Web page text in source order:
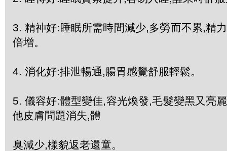
3. 精神好:睡眠所需時間減少,多勞而不累,精
倍增。
4. 消化好:排泄暢通,腸胃感覺舒服輕鬆。
5. 儀容好:體型變佳,容光煥發,毛髮變黑又亮
他皮膚問題消失,體
臭減少,樣貌返老還童。